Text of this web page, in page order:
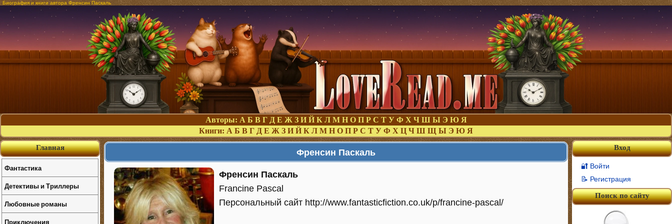
Биография и книги автора Френсин Паскаль
Авторы: А Б В Г Д Е Ж З И Й К Л М Н О П Р С Т У Ф Х Ч Ш Ы Э Ю Я
Книги: А Б В Г Д Е Ж З И Й К Л М Н О П Р С Т У Ф Х Ц Ч Ш Щ Ы Э Ю Я
Френсин Паскаль
Френсин Паскаль
Francine Pascal
Персональный сайт http://www.fantasticfiction.co.uk/p/francine-pascal/
Вход
🔐 Войти
📝 Регистрация
Поиск по сайту
Главная
Фантастика
Детективы и Триллеры
Любовные романы
Приключения